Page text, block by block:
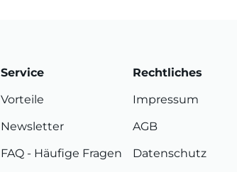
Service
Vorteile
Newsletter
FAQ - Häufige Fragen
Rechtliches
Impressum
AGB
Datenschutz